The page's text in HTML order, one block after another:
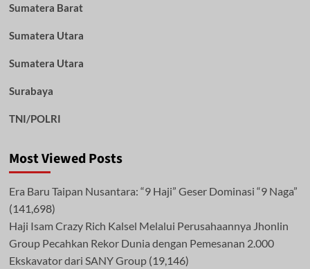
Sumatera Barat
Sumatera Utara
Sumatera Utara
Surabaya
TNI/POLRI
Most Viewed Posts
Era Baru Taipan Nusantara: “9 Haji” Geser Dominasi “9 Naga”
(141,698)
Haji Isam Crazy Rich Kalsel Melalui Perusahaannya Jhonlin
Group Pecahkan Rekor Dunia dengan Pemesanan 2.000
Ekskavator dari SANY Group (19,146)